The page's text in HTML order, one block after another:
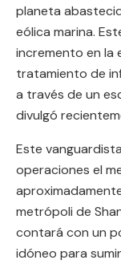
planeta
eólica marina.
incremento en la
tratamiento de
a través de un
divulgó
Este
operaciones el
metrópoli de
contará con un
idóneo para